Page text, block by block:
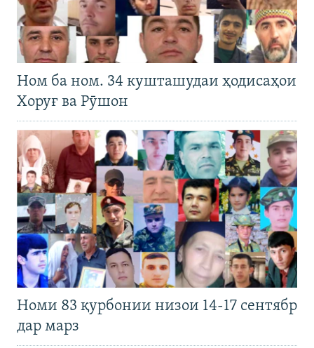
Ном ба ном. 34 кушташудаи ҳодисаҳои
Хоруғ ва Рӯшон
Номи 83 қурбонии низои 14-17 сентябр
дар марз